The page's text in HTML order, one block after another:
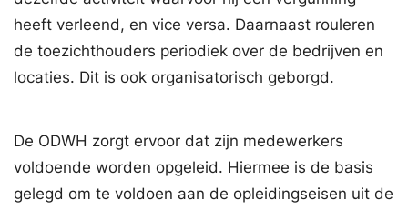
heeft verleend, en vice versa. Daarnaast rouleren
de toezichthouders periodiek over de bedrijven en
locaties. Dit is ook organisatorisch geborgd.
De ODWH zorgt ervoor dat zijn medewerkers
voldoende worden opgeleid. Hiermee is de basis
gelegd om te voldoen aan de opleidingseisen uit de